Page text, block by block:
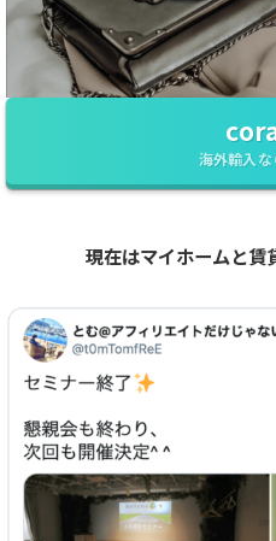
海外輸入
現在はマイホームと賃